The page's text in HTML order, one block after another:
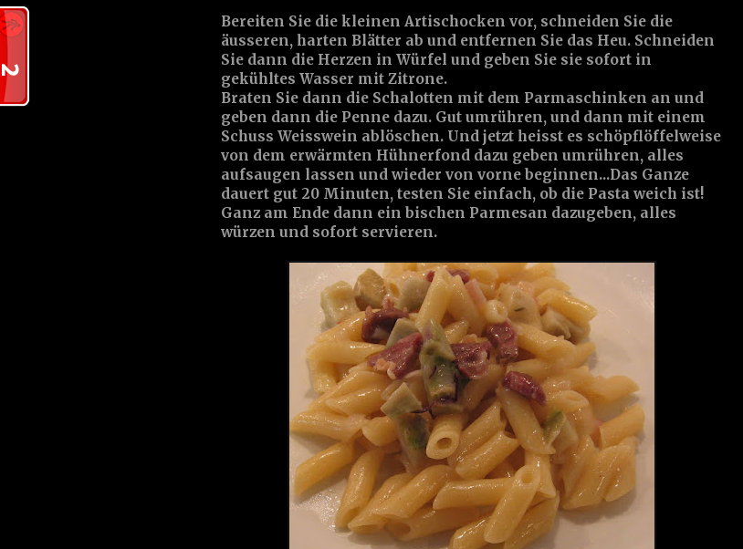
Bereiten Sie die kleinen Artischocken vor, schneiden Sie die
äusseren, harten Blätter ab und entfernen Sie das Heu. Schneiden
Sie dann die Herzen in Würfel und geben Sie sie sofort in
gekühltes Wasser mit Zitrone.
Braten Sie dann die Schalotten mit dem Parmaschinken an und
geben dann die Penne dazu. Gut umrühren, und dann mit einem
Schuss Weisswein ablöschen. Und jetzt heisst es schöpflöffelweise
von dem erwärmten Hühnerfond dazu geben umrühren, alles
aufsaugen lassen und wieder von vorne beginnen...Das Ganze
dauert gut 20 Minuten, testen Sie einfach, ob die Pasta weich ist!
Ganz am Ende dann ein bischen Parmesan dazugeben, alles
würzen und sofort servieren.